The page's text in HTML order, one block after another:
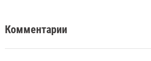
Комментарии